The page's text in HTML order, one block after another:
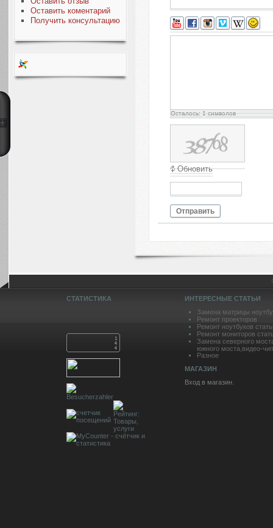
Оставить коментарий
Получить консультацию
Осталось:1символов
Обновить
Отправить
СТАТИСТИКА
ИНТЕРЕСНЫЕ СТАТЬИ
Замена матрицы
Ремонт проекторов
Ремонт ноутбуков
Ремонт мониторов
Замена северного
южного моста,видео-
Разное
МАГАЗИН
Вход в магазин.